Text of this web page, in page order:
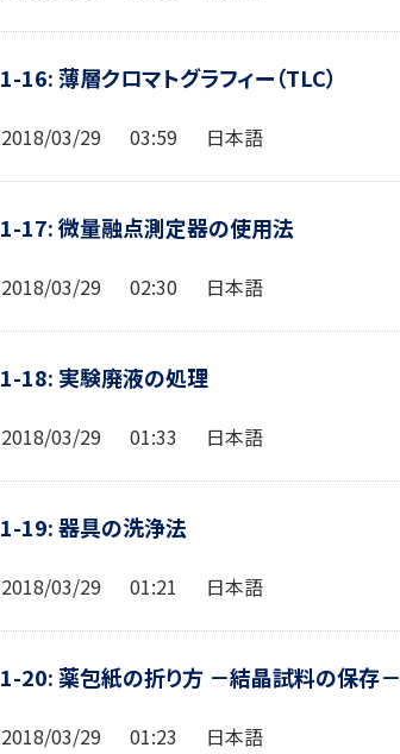
1-16: 薄層クロマトグラフィー（TLC）
2018/03/29 03:59 日本語
1-17: 微量融点測定器の使用法
2018/03/29 02:30 日本語
1-18: 実験廃液の処理
2018/03/29 01:33 日本語
1-19: 器具の洗浄法
2018/03/29 01:21 日本語
1-20: 薬包紙の折り方 －結晶試料の保存－
2018/03/29 01:23 日本語